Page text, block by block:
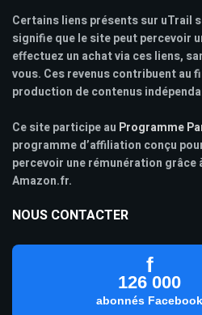
Certains liens présents sur uTrail
signifie que le site peut percevoir
effectuez un achat via ces liens,
vous. Ces revenus contribuent au
production de contenus
Ce site participe au Programme
programme d’affiliation conçu
percevoir une rémunération grâce
Amazon.fr.
NOUS CONTACTER
f
126 000
abonnés Facebook